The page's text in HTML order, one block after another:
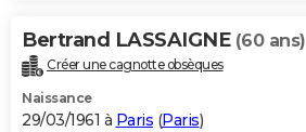
Bertrand LASSAIGNE (60 ans)
Créer une cagnotte obsèques
Naissance
29/03/1961 à Paris (Paris)